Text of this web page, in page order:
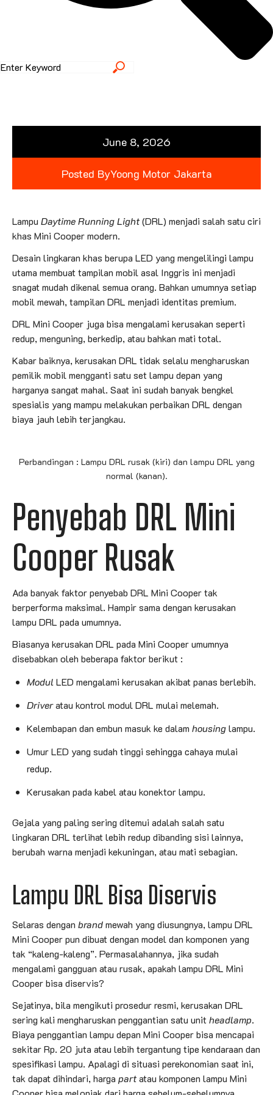
June 8, 2026
Posted ByYoong Motor Jakarta
Lampu Daytime Running Light(DRL) menjadi salah satu ciri
khas Mini Cooper modern.
Desain lingkaran khas berupa LED yang mengelilingi lampu
utama membuat tampilan mobil asal Inggris ini menjadi
snagat mudah dikenal semua orang. Bahkan umumnya setiap
mobil mewah, tampilan DRL menjadi identitas premium.
DRL Mini Cooper juga bisa mengalami kerusakan seperti
redup, menguning, berkedip, atau bahkan mati total.
Kabar baiknya, kerusakan DRL tidak selalu mengharuskan
pemilik mobil mengganti satu set lampu depan yang
harganya sangat mahal. Saat ini sudah banyak bengkel
spesialis yang mampu melakukan perbaikan DRL dengan
biaya jauh lebih terjangkau.
Perbandingan : Lampu DRL rusak (kiri) dan lampu DRL yang
normal (kanan).
Penyebab DRL Mini
Cooper Rusak
Ada banyak faktor penyebab DRL Mini Cooper tak
berperforma maksimal. Hampir sama dengan kerusakan
lampu DRL pada umumnya.
Biasanya kerusakan DRL pada Mini Cooper umumnya
disebabkan oleh beberapa faktor berikut :
ModulLED mengalami kerusakan akibat panas berlebih.
Driveratau kontrol modul DRL mulai melemah.
Kelembapan dan embun masuk ke dalam housinglampu.
Umur LED yang sudah tinggi sehingga cahaya mulai
redup.
Kerusakan pada kabel atau konektor lampu.
Gejala yang paling sering ditemui adalah salah satu
lingkaran DRL terlihat lebih redup dibanding sisi lainnya,
berubah warna menjadi kekuningan, atau mati sebagian.
Lampu DRL Bisa Diservis
Selaras dengan brandmewah yang diusungnya, lampu DRL
Mini Cooper pun dibuat dengan model dan komponen yang
tak “kaleng-kaleng”. Permasalahannya, jika sudah
mengalami gangguan atau rusak, apakah lampu DRL Mini
Cooper bisa diservis?
Sejatinya, bila mengikuti prosedur resmi, kerusakan DRL
sering kali mengharuskan penggantian satu unitheadlamp.
Biaya penggantian lampu depan Mini Cooper bisa mencapai
sekitar Rp. 20 juta atau lebih tergantung tipe kendaraan dan
spesifikasi lampu. Apalagi di situasi perekonomian saat ini,
tak dapat dihindari, harga partatau komponen lampu Mini